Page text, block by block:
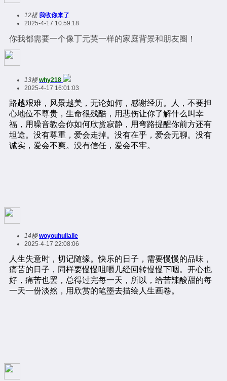
12楼 我收你来了
2025-4-17 10:59:18
你我都需要一个像丁元英一样的家庭背景和朋友圈！
13楼 why218
2025-4-17 16:01:03
14楼 woyouhuilaile
2025-4-17 22:08:06